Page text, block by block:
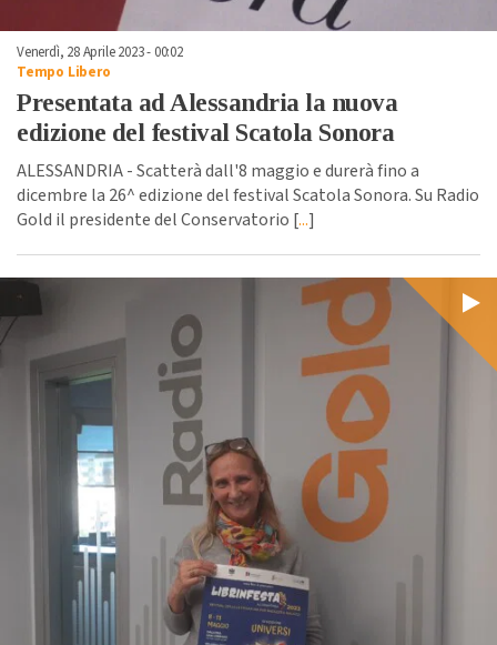
Venerdì, 28 Aprile 2023 - 00:02
Tempo Libero
Presentata ad Alessandria la nuova
edizione del festival Scatola Sonora
ALESSANDRIA - Scatterà dall'8 maggio e durerà fino a
dicembre la 26^ edizione del festival Scatola Sonora. Su Radio
Gold il presidente del Conservatorio [...]